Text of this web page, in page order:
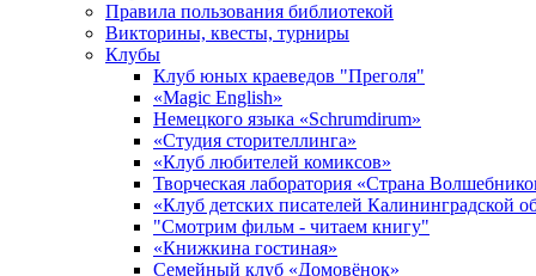
Правила пользования библиотекой
Викторины, квесты, турниры
Клубы
Клуб юных краеведов "Преголя"
«Magic English»
Немецкого языка «Schrumdirum»
«Студия сторителлинга»
«Клуб любителей комиксов»
Творческая лаборатория «Страна
«Клуб детских писателей Калининградской
"Смотрим фильм - читаем книгу"
«Книжкина гостиная»
Семейный клуб «Домовёнок»